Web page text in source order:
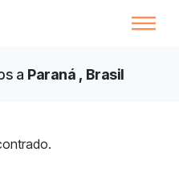
a Paraná , Brasil